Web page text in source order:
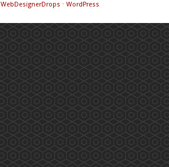
WebDesignerDrops ⋅ WordPress